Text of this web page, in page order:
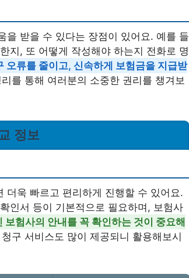
을 받을 수 있다는 장점이 있어요. 예를 들
지, 또 어떻게 작성해야 하는지 전화로 명
오류를 줄이고, 신속하게 보험금을 지급받
를 통해 여러분의 소중한 권리를 챙겨보
정보
더욱 빠르고 편리하게 진행할 수 있어요.
인서 등이 기본적으로 필요하며, 보험사
보험사의 안내를 꼭 확인하는 것이 중요해
구 서비스도 많이 제공되니 활용해보시